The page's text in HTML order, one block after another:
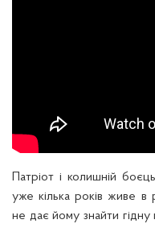
Патріот і колишній
уже кілька років живе в
не дає йому знайти гідну